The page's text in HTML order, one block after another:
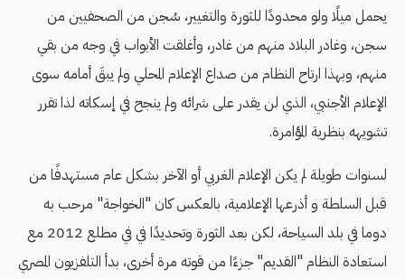
يحمل ميلًا ولو محدودًا للثورة والتغيير، سُجن من الصحفيين من
سجن، وغادر البلاد منهم من غادر، وأغلقت الأبواب في وجه من بقي
منهم، وبهذا ارتاح النظام من صداع الإعلام المحلي ولم يبقَ أمامه سوى
الإعلام الأجنبي، الذي لن يقدر على شرائه ولم ينجح في إسكاته لذا تقرر
تشويهه بنظرية المؤامرة.
لسنوات طويلة لم يكن الإعلام الغربي أو الآخر بشكل عام مستهدفًا من
قبل السلطة و أذرعها الإعلامية، بالعكس كان "الخواجة" مرحب به
دوما في بلد السياحة، لكن بعد الثورة وتحديدًا في في مطلع 2012 مع
استعادة النظام "القديم" جزءًا من قوته مرة أخرى، بدأ التلفزيون المصري